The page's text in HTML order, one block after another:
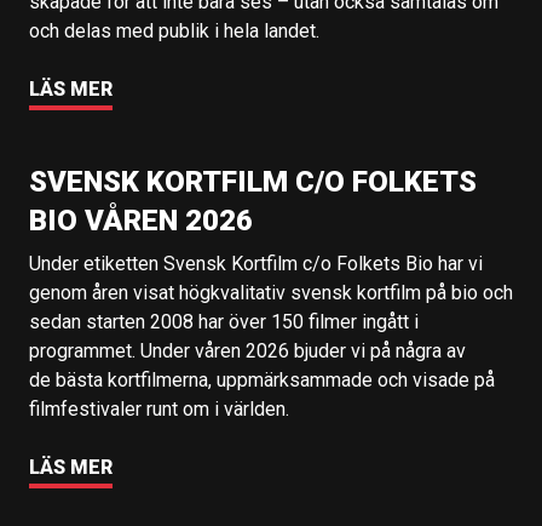
och delas med publik i hela landet.
LÄS MER
SVENSK KORTFILM C/O FOLKETS
BIO VÅREN 2026
Under etiketten Svensk Kortfilm c/o Folkets Bio har vi
genom åren visat högkvalitativ svensk kortfilm på bio och
sedan starten 2008 har över 150 filmer ingått i
programmet. Under våren 2026 bjuder vi på några av
de bästa kortfilmerna, uppmärksammade och visade på
filmfestivaler runt om i världen.
LÄS MER